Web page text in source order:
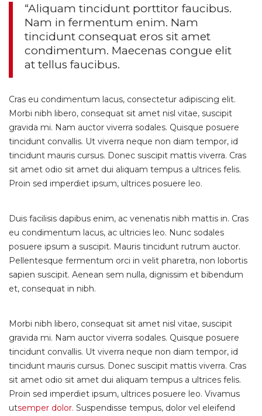
“Aliquam tincidunt porttitor faucibus.
Nam in fermentum enim. Nam
tincidunt consequat eros sit amet
condimentum. Maecenas congue elit
at tellus faucibus.
Cras eu condimentum lacus, consectetur adipiscing elit.
Morbi nibh libero, consequat sit amet nisl vitae, suscipit
gravida mi. Nam auctor viverra sodales. Quisque posuere
tincidunt convallis. Ut viverra neque non diam tempor, id
tincidunt mauris cursus. Donec suscipit mattis viverra. Cras
sit amet odio sit amet dui aliquam tempus a ultrices felis.
Proin sed imperdiet ipsum, ultrices posuere leo.
Duis facilisis dapibus enim, ac venenatis nibh mattis in. Cras
eu condimentum lacus, ac ultricies leo. Nunc sodales
posuere ipsum a suscipit. Mauris tincidunt rutrum auctor.
Pellentesque fermentum orci in velit pharetra, non lobortis
sapien suscipit. Aenean sem nulla, dignissim et bibendum
et, consequat in nibh.
Morbi nibh libero, consequat sit amet nisl vitae, suscipit
gravida mi. Nam auctor viverra sodales. Quisque posuere
tincidunt convallis. Ut viverra neque non diam tempor, id
tincidunt mauris cursus. Donec suscipit mattis viverra. Cras
sit amet odio sit amet dui aliquam tempus a ultrices felis.
Proin sed imperdiet ipsum, ultrices posuere leo. Vivamus
utsemper dolor. Suspendisse tempus, dolor vel eleifend